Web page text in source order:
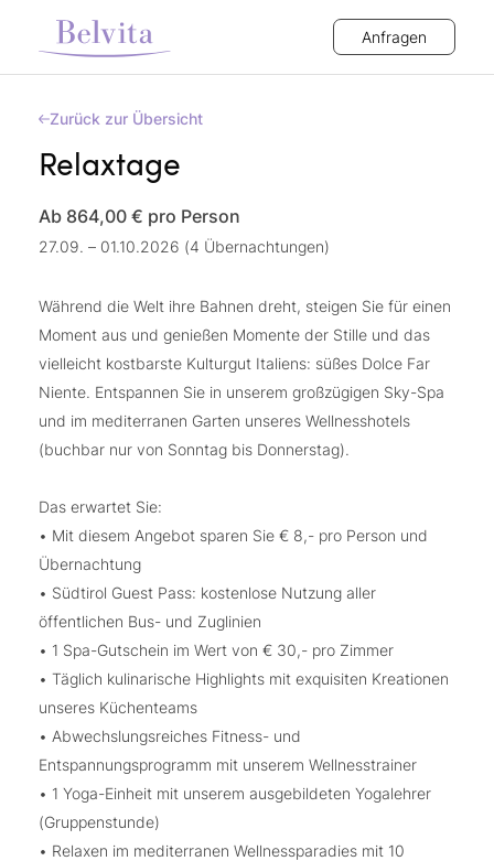
Anfragen
Zurück zur Übersicht
Relaxtage
Ab 864,00 € pro Person
27.09. – 01.10.2026 (4 Übernachtungen)
Während die Welt ihre Bahnen dreht, steigen Sie für einen
Moment aus und genießen Momente der Stille und das
vielleicht kostbarste Kulturgut Italiens: süßes Dolce Far
Niente. Entspannen Sie in unserem großzügigen Sky-Spa
und im mediterranen Garten unseres Wellnesshotels
(buchbar nur von Sonntag bis Donnerstag).
Das erwartet Sie:
• Mit diesem Angebot sparen Sie € 8,- pro Person und
Übernachtung
• Südtirol Guest Pass: kostenlose Nutzung aller
öffentlichen Bus- und Zuglinien
• 1 Spa-Gutschein im Wert von € 30,- pro Zimmer
• Täglich kulinarische Highlights mit exquisiten Kreationen
unseres Küchenteams
• Abwechslungsreiches Fitness- und
Entspannungsprogramm mit unserem Wellnesstrainer
• 1 Yoga-Einheit mit unserem ausgebildeten Yogalehrer
(Gruppenstunde)
• Relaxen im mediterranen Wellnessparadies mit 10